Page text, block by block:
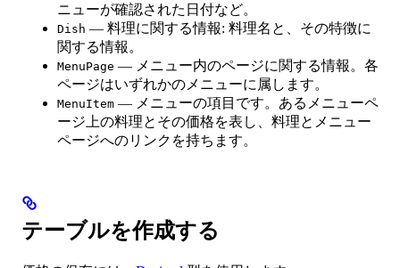
ニューが確認された日付など。
Dish — 料理に関する情報: 料理名と、その特徴に
関する情報。
MenuPage — メニュー内のページに関する情報。各
ページはいずれかのメニューに属します。
MenuItem — メニューの項目です。あるメニューペ
ージ上の料理とその価格を表し、料理とメニュー
ページへのリンクを持ちます。
テーブルを作成する